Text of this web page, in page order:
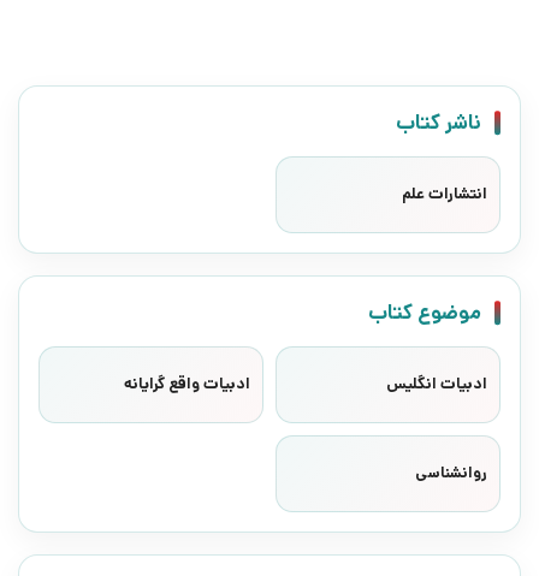
ناشر کتاب
انتشارات علم
موضوع کتاب
ادبیات انگلیس ادبیات واقع گرایانه
روانشناسی